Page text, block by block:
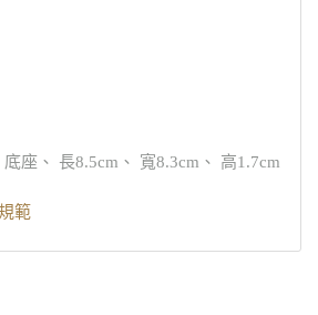
座、 長8.5cm、 寬8.3cm、 高1.7cm
範